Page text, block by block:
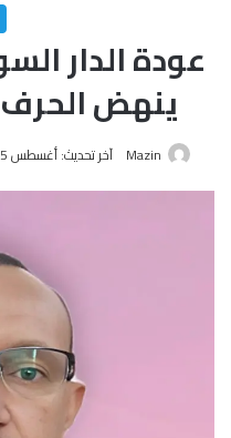
عودة الدار
ينهض
Mazin آخر تحديث: أغسطس 25, 2025